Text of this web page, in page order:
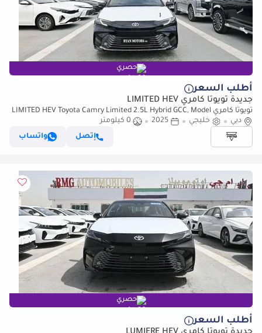
حصري
أطلب السعر
جديدة تويوتا كامري LIMITED HEV
تويوتا كامري LIMITED HEV Toyota Camry Limited 2.5L Hybrid GCC, Model
2025, Color Black
دبي خليجي 2025
0 كيلومتر
إتصل
واتساب
حصري
أطلب السعر